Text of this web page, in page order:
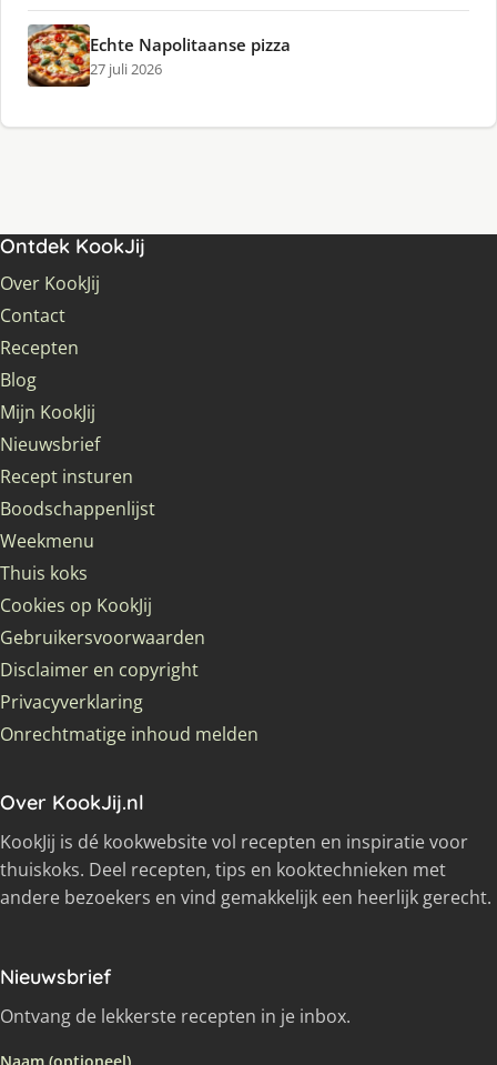
Echte Napolitaanse pizza
27 juli 2026
Ontdek KookJij
Over KookJij
Contact
Recepten
Blog
Mijn KookJij
Nieuwsbrief
Recept insturen
Boodschappenlijst
Weekmenu
Thuis koks
Cookies op KookJij
Gebruikersvoorwaarden
Disclaimer en copyright
Privacyverklaring
Onrechtmatige inhoud melden
Over KookJij.nl
KookJij is dé kookwebsite vol recepten en inspiratie voor
thuiskoks. Deel recepten, tips en kooktechnieken met
andere bezoekers en vind gemakkelijk een heerlijk gerecht.
Nieuwsbrief
Ontvang de lekkerste recepten in je inbox.
Naam (optioneel)